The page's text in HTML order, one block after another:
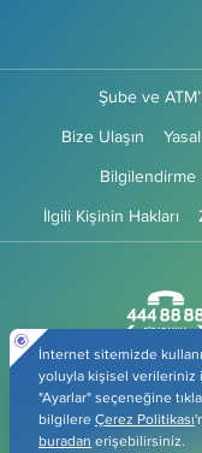
Şube ve
Bize Ulaşın
Bilgilendirme
İlgili Kişinin Hakları